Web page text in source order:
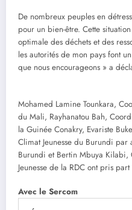
De nombreux peuples en
pour un bien-être. Cette
optimale des déchets et des
les autorités de mon pays font
que nous encourageons » a
Mohamed Lamine Tounkara,
du Mali, Rayhanatou Bah,
la Guinée Conakry, Evariste
Climat Jeunesse du Burundi
Burundi et Bertin Mbuya Kilabi,
Jeunesse de la RDC ont pris
Avec le Sercom